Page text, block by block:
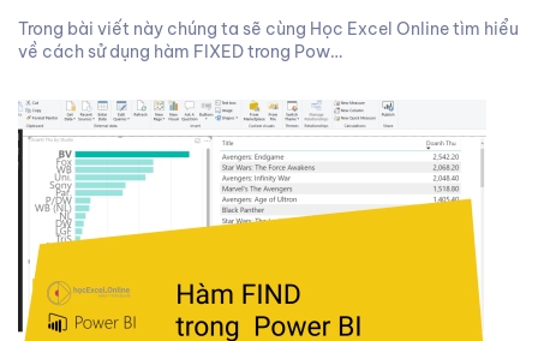
Trong bài viết này chúng ta sẽ cùng Học Excel Online tìm hiểu
về cách sử dụng hàm FIXED trong Pow…